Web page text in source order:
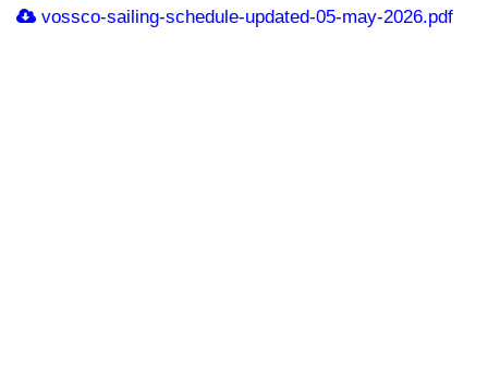
vossco-sailing-schedule-updated-05-may-2026.pdf